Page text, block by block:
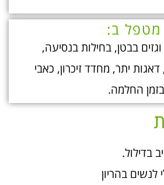
מטפל ב:
וגזים בבטן, בחילות בנסיעה,
יתר, מחדד זיכרון, כאבי
החלמה.
בדילול.
בהריון